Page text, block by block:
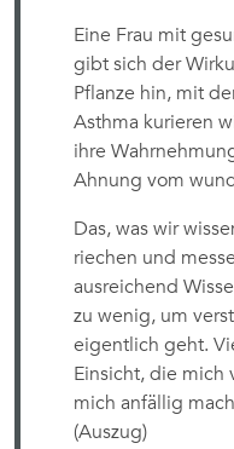
Eine Frau mit
gibt sich der
Pflanze hin, mit
Asthma kurieren
ihre
Ahnung vom
Das, was wir
riechen und
ausreichend
zu wenig, um
eigentlich geht.
Einsicht, die mich
mich anfällig
(Auszug)